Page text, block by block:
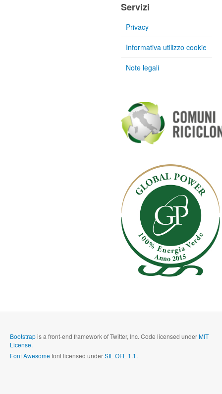
Servizi
Privacy
Informativa utilizzo cookie
Note legali
Bootstrapis a front-end framework of Twitter, Inc. Code licensed underMIT
License.
Font Awesomefont licensed underSIL OFL 1.1.